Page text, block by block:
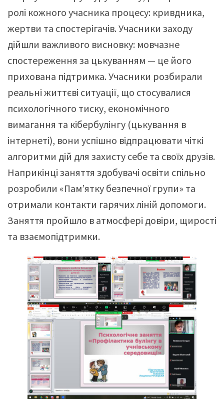
ролі кожного учасника процесу: кривдника,
жертви та спостерігачів. Учасники заходу
дійшли важливого висновку: мовчазне
спостереження за цькуванням — це його
прихована підтримка. Учасники розбирали
реальні життєві ситуації, що стосувалися
психологічного тиску, економічного
вимагання та кібербулінгу (цькування в
інтернеті), вони успішно відпрацювати чіткі
алгоритми дій для захисту себе та своїх друзів.
Наприкінці заняття здобувачі освіти спільно
розробили «Пам’ятку безпечної групи» та
отримали контакти гарячих ліній допомоги.
Заняття пройшло в атмосфері довіри, щирості
та взаємопідтримки.